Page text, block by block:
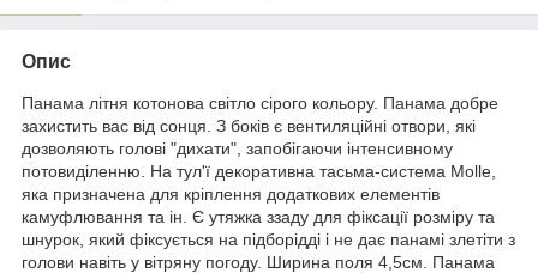
Опис
Панама літня котонова світло сірого кольору. Панама добре
захистить вас від сонця. З боків є вентиляційні отвори, які
дозволяють голові "дихати", запобігаючи інтенсивному
потовиділенню. На тул'ї декоративна тасьма-система Molle,
яка призначена для кріплення додаткових елементів
камуфлювання та ін. Є утяжка ззаду для фіксації розміру та
шнурок, який фіксується на підборідді і не дає панамі злетіти з
голови навіть у вітряну погоду. Ширина поля 4,5см. Панама